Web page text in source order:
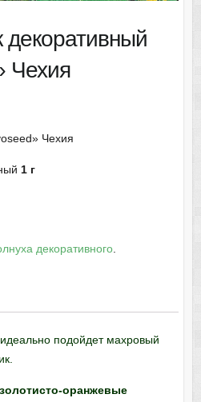
декоративный
Чехия
Чехия
1 г
декоративного.
подойдет махровый
оранжевые